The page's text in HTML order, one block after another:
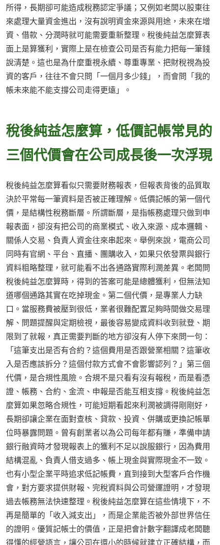
所得，長期卻可能造成稅務認定爭議；又例如老闆以股東往
來處理大量資金進出，沒有說明資金來源與用途，未來在增
資、借款、分潤時就可能需要重新整理。稅後純益怎麼算表
面上是算獲利，實際上是在檢查公司是否有能力把每一筆錢
說清楚。這也是為什麼重視永續、尊重專業、把財稅視為投
資的客戶，往往不會只問「一個月多少錢」，而會問「我的
帳未來能不能支撐公司走得更遠」。
稅後純益怎麼算，低價記帳常見的
三個代價會在公司成長後一次浮現
稅後純益怎麼算看似只需要財務報表，但報表背後的品質取
決於平常每一筆資料是否被正確理解。低價記帳的第一個代
價，是結構性稅務斷層。所謂斷層，是指帳務處理只做到申
報表面，卻沒有把公司的商業模式、收入來源、成本邏輯、
關係人交易、負責人資金往來串起來。舉例來說，電商公司
同時有官網、平台、直播、團購收入，如果只依發票與銀行
資料粗略整理，就可能看不出各通路實際利潤差異。老闆問
稅後純益怎麼算時，得到的答案可能是總體獲利，但無法知
道哪個通路其實在吃掉現金。第二個代價，是專業人力缺
口。當服務費被壓到很低，業者很難配置足夠時間做交易理
解、問題提醒與定期檢視，最後容易變成資料收到就登、期
限到了就報，真正需要判斷的地方卻沒有人停下來問一句：
「這筆支出是否有合約？這個費用是否跟營業相關？這筆收
入是否應該拆分？這個付款方式會不會影響認列？」第三個
代價，是合規性風險。合規不是只看有沒有報稅，而是看憑
證、帳務、合約、金流、申報是否能互相支撐。稅後純益怎
麼算如果忽略合規性，可能短期看起來利潤被調得剛剛好，
長期卻讓企業在面對查核、貸款、投資、併購或更換記帳單
位時暴露問題。曾有創業者以為公司每年都有賺，準備申請
銀行融資時才發現報表上的獲利不足以說服銀行，因為費用
結構混亂、負責人借支過多、帳上現金與實際現金不一致。
也有小型企業平時追求低記帳費，直到接到大型客戶合作機
會，對方要求提供財報、完稅資料與公司營運證明，才發現
過去帳務無法快速整理。稅後純益怎麼算在這些情境下，不
再是簡單的「收入減支出」，而是企業能否被外部世界信任
的證明。優質記帳士的價值，正是把會計數字翻譯成老闆聽
得懂的經營語言，讓公司在還小的時候就建立正確結構，而